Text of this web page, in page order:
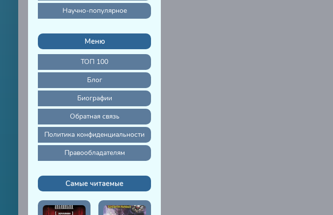
Научно-популярное
Меню
ТОП 100
Блог
Биографии
Обратная связь
Политика конфиденциальности
Правообладателям
Самые читаемые